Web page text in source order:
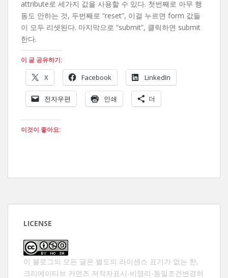
attribute로 세가지 값을 사용할 수 있다. 첫번째로 아무 행
동도 안하는 것, 두번째로 “reset”, 이걸 누르면 form 값들
이 모두 리셋된다. 마지막으로 “submit”, 클릭하면 submit
한다.
이 글 공유하기:
X Facebook LinkedIn
전자우편 인쇄 더
이것이 좋아요:
LICENSE
이 블로그의 모든 글은 별도의 라이센스 표기가 없는 한,
크리에이티브 커먼즈 저작자표시-비영리-동일조건변경허